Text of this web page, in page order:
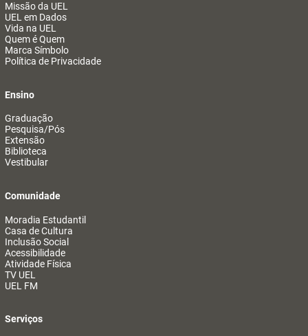
Missão da UEL
UEL em Dados
Vida na UEL
Quem é Quem
Marca Símbolo
Política de Privacidade
Ensino
Graduação
Pesquisa/Pós
Extensão
Biblioteca
Vestibular
Comunidade
Moradia Estudantil
Casa de Cultura
Inclusão Social
Acessibilidade
Atividade Física
TV UEL
UEL FM
Serviços